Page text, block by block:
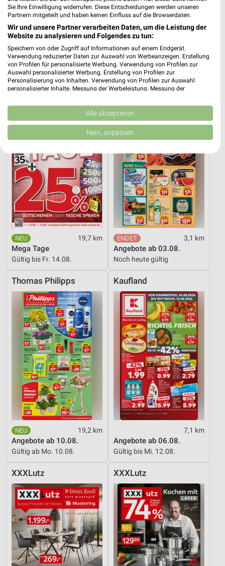
19,7 km
Wohnen Spezial
Gültig bis Fr. 14.08.
19,7 km
Dieter Knoll
Gültig bis Fr. 14.08.
XXXLutz
19,7 km
Mega Tage
Gültig bis Fr. 14.08.
REWE
3,1 km
Angebote ab 03.08.
Noch heute gültig
Thomas Philipps
19,2 km
Angebote ab 10.08.
Gültig ab Mo. 10.08.
Kaufland
7,1 km
Angebote ab 06.08.
Gültig bis Mi. 12.08.
XXXLutz XXXLutz
Sie Ihre Einwilligung widerrufen. Diese Entscheidungen werden unseren
Partnern mitgeteilt und haben keinen Einfluss auf die Browserdaten.
Wir und unsere Partner verarbeiten Daten, um die Leistung der
Website zu analysieren und Folgendes zu tun:
Speichern von oder Zugriff auf Informationen auf einem Endgerät.
Verwendung reduzierter Daten zur Auswahl von Werbeanzeigen. Erstellung
von Profilen für personalisierte Werbung. Verwendung von Profilen zur
Auswahl personalisierter Werbung. Erstellung von Profilen zur
Personalisierung von Inhalten. Verwendung von Profilen zur Auswahl
personalisierter Inhalte. Messung der Werbeleistung. Messung der
Kombinationen von Daten aus verschiedenen Quellen. Entwicklung und
Verbesserung der Angebote. Verwendung reduzierter Daten zur Auswahl
von Inhalten.
Daten können außerhalb der Europäischen Union weitergegeben und in die
USA gesendet werden.
Website/App.
Partnerliste anzeigen (1 IAB-Anbieter)
Wir nutzen Ihre Daten für folgende Zwecke:
IAB-Verarbeitungszwecke:
Speichern von oder Zugriff auf Informationen
auf einem Endgerät
Verwendung reduzierter Daten zur Auswahl von
Werbeanzeigen
Werbung
Verwendung von Profilen zur Auswahl
personalisierter Werbung
Erstellung von Profilen zur Personalisierung
von Inhalten
Verwendung von Profilen zur Auswahl
personalisierter Inhalte
Messung der Werbeleistung
Messung der Performance von Inhalten
Analyse von Zielgruppen durch Statistiken oder
Kombinationen von Daten aus verschiedenen
Quellen
Verwendung reduzierter Daten zur Auswahl von
Inhalten
IAB-Besonderheiten:
Verwendung genauer Standortdaten
Geräte anhand von aktiv angeforderten
Informationen identifizieren
Alle akzeptieren
Nein, anpassen